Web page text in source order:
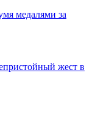
медалями за
жест в